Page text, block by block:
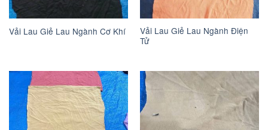
Vải Lau Giẻ Lau Ngành Cơ Khí
Vải Lau Giẻ Lau Ngành Điện
Tử